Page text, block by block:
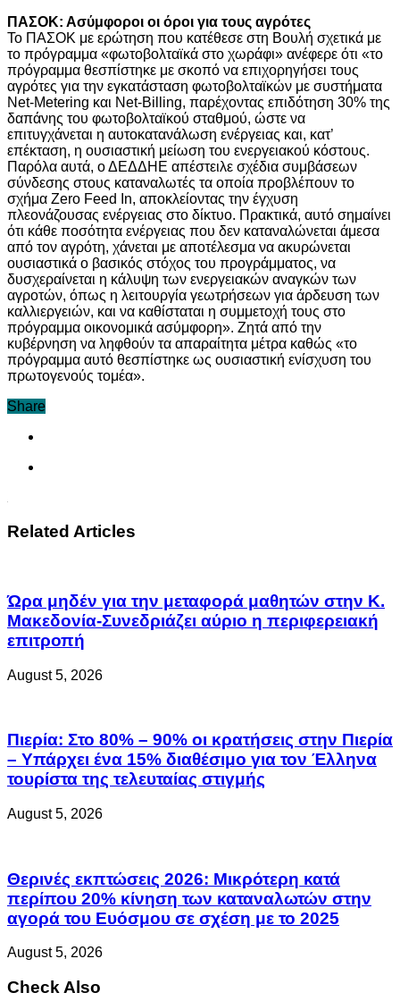
ΠΑΣΟΚ: Ασύμφοροι οι όροι για τους αγρότες
Το ΠΑΣΟΚ με ερώτηση που κατέθεσε στη Βουλή σχετικά με
το πρόγραμμα «φωτοβολταϊκά στο χωράφι» ανέφερε ότι «το
πρόγραμμα θεσπίστηκε με σκοπό να επιχορηγήσει τους
αγρότες για την εγκατάσταση φωτοβολταϊκών με συστήματα
Net-Metering και Net-Billing, παρέχοντας επιδότηση 30% της
δαπάνης του φωτοβολταϊκού σταθμού, ώστε να
επιτυγχάνεται η αυτοκατανάλωση ενέργειας και, κατ’
επέκταση, η ουσιαστική μείωση του ενεργειακού κόστους.
Παρόλα αυτά, ο ΔΕΔΔΗΕ απέστειλε σχέδια συμβάσεων
σύνδεσης στους καταναλωτές τα οποία προβλέπουν το
σχήμα Zero Feed In, αποκλείοντας την έγχυση
πλεονάζουσας ενέργειας στο δίκτυο. Πρακτικά, αυτό σημαίνει
ότι κάθε ποσότητα ενέργειας που δεν καταναλώνεται άμεσα
από τον αγρότη, χάνεται με αποτέλεσμα να ακυρώνεται
ουσιαστικά ο βασικός στόχος του προγράμματος, να
δυσχεραίνεται η κάλυψη των ενεργειακών αναγκών των
αγροτών, όπως η λειτουργία γεωτρήσεων για άρδευση των
καλλιεργειών, και να καθίσταται η συμμετοχή τους στο
πρόγραμμα οικονομικά ασύμφορη». Ζητά από την
κυβέρνηση να ληφθούν τα απαραίτητα μέτρα καθώς «το
πρόγραμμα αυτό θεσπίστηκε ως ουσιαστική ενίσχυση του
πρωτογενούς τομέα».
Share
Related Articles
Ώρα μηδέν για την μεταφορά μαθητών στην Κ.
Μακεδονία-Συνεδριάζει αύριο η περιφερειακή
επιτροπή
August 5, 2026
Πιερία: Στο 80% – 90% οι κρατήσεις στην Πιερία
– Υπάρχει ένα 15% διαθέσιμο για τον Έλληνα
τουρίστα της τελευταίας στιγμής
August 5, 2026
Θερινές εκπτώσεις 2026: Μικρότερη κατά
περίπου 20% κίνηση των καταναλωτών στην
αγορά του Ευόσμου σε σχέση με το 2025
August 5, 2026
Check Also